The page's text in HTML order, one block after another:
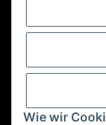
Wie wir
Informationen
Mehr über